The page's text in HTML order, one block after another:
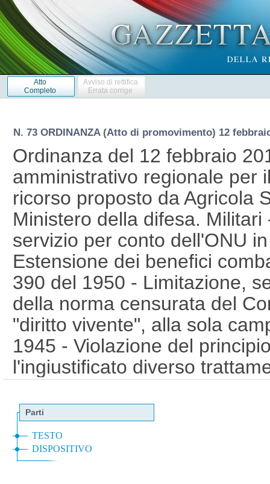
Atto
Completo
Avviso di rettifica
Errata corrige
N. 73 ORDINANZA (Atto di promovimento) 12
Ordinanza del 12 febbraio
amministrativo regionale per
ricorso proposto da Agricola
Ministero della difesa.
servizio per conto dell'ONU
Estensione dei benefici
390 del 1950 - Limitazione,
della norma censurata del
"diritto vivente", alla sola
1945 - Violazione del
l'ingiustificato diverso
Costituzione, art. 3.
Corte Costituzionale n.19 del